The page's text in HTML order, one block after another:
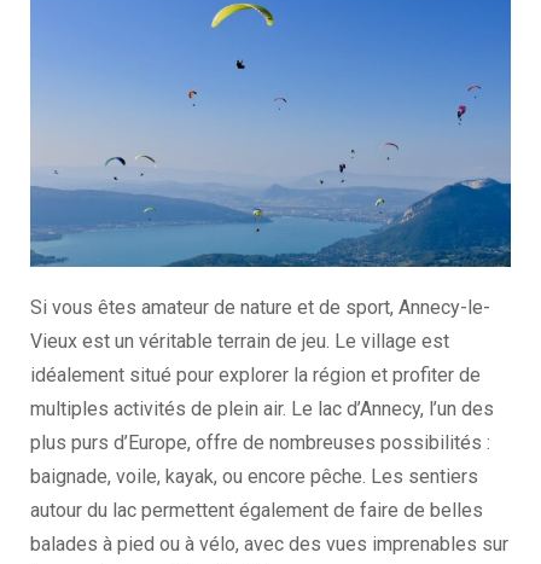
Si vous êtes amateur de nature et de sport, Annecy-le-
Vieux est un véritable terrain de jeu. Le village est
idéalement situé pour explorer la région et profiter de
multiples activités de plein air. Le lac d’Annecy, l’un des
plus purs d’Europe, offre de nombreuses possibilités :
baignade, voile, kayak, ou encore pêche. Les sentiers
autour du lac permettent également de faire de belles
balades à pied ou à vélo, avec des vues imprenables sur